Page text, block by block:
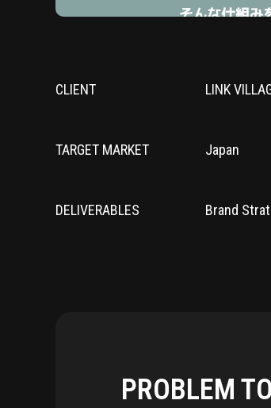
CLIENT LINK
TARGET MARKET Japan
DELIVERABLES Brand
PROBLEM